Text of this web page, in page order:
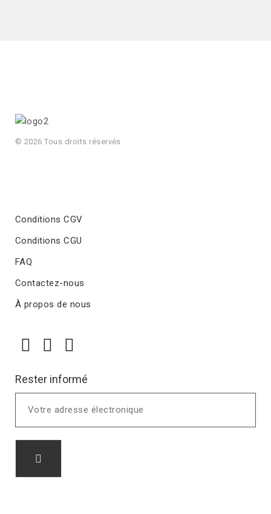
© 2026 Tous droits réservés
Conditions CGV
Conditions CGU
FAQ
Contactez-nous
À propos de nous
Rester informé